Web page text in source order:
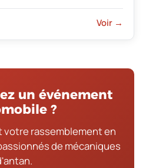
Voir →
un événement
?
votre rassemblement en
de mécaniques